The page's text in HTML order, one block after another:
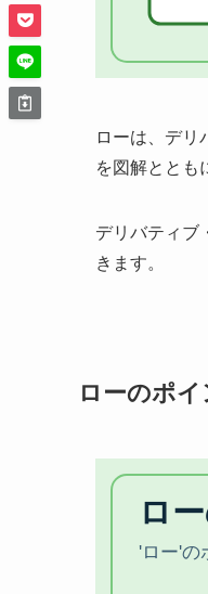
ローは、デリ
を図解ととも
デリバティブ
きます。
ローのポイ